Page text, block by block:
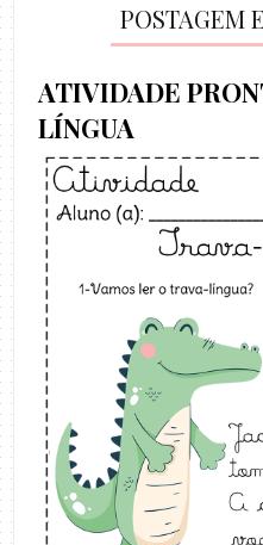
POSTAGEM
ATIVIDADE
LÍNGUA